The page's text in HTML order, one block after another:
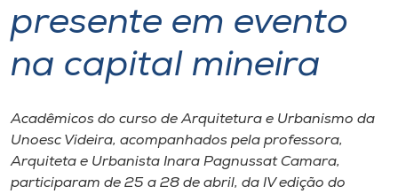
Atendimento ao Estudante
Portal de Ensino
A
presente em evento
na capital mineira
Acadêmicos do curso de Arquitetura e Urbanismo da
Unoesc Videira, acompanhados pela professora,
Arquiteta e Urbanista Inara Pagnussat Camara,
participaram de 25 a 28 de abril, da IV edição do